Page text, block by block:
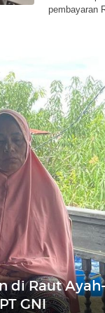
pembayaran
di Raut
GNI